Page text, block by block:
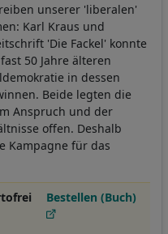
unserer 'liberalen'
Karl Kraus und
'Die Fackel' konnte
50 Jahre älteren
in dessen
Beide legten die
Anspruch und der
offen. Deshalb
Kampagne für das
Bestellen (Buch)